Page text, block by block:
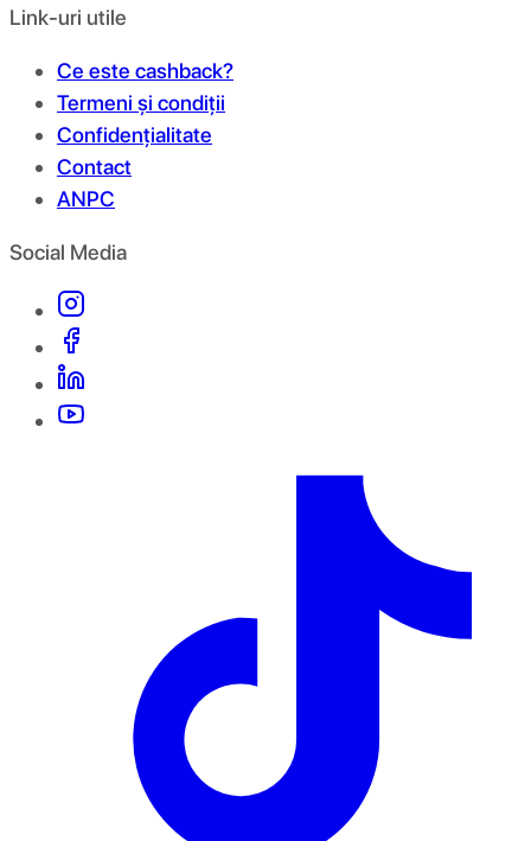
Link-uri utile
Ce este cashback?
Termeni și condiții
Confidențialitate
Contact
ANPC
Social Media